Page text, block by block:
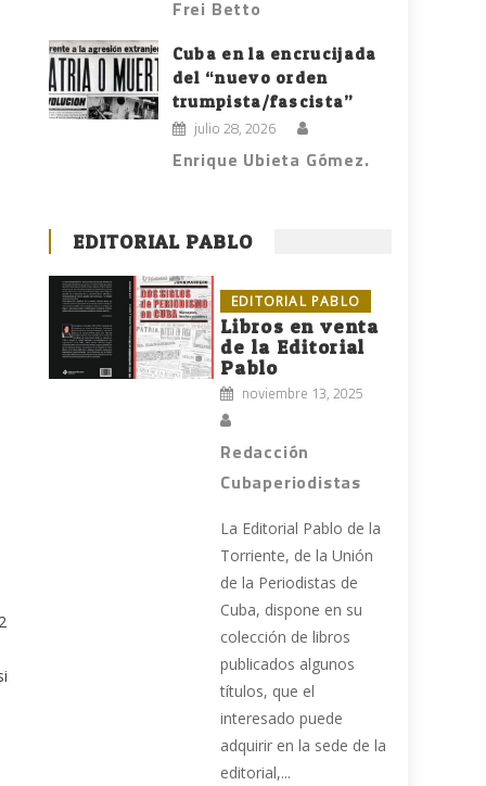
Frei Betto
Cuba en la encrucijada
del “nuevo orden
trumpista/fascista”
julio 28, 2026
Enrique Ubieta Gómez.
EDITORIAL PABLO
EDITORIAL PABLO
Libros en venta
de la Editorial
Pablo
noviembre 13, 2025
Redacción
Cubaperiodistas
La Editorial Pablo de la
Torriente, de la Unión
de la Periodistas de
Cuba, dispone en su
colección de libros
publicados algunos
títulos, que el
interesado puede
adquirir en la sede de la
editorial,...